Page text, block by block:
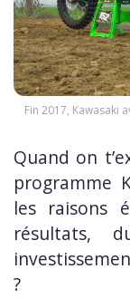
Fin 2017, Kawasaki
Quand on
programme
les raisons
résultats,
?